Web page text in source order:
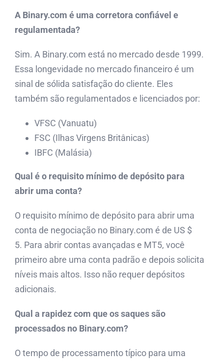
A Binary.com é uma corretora confiável e
regulamentada?
Sim. A Binary.com está no mercado desde 1999.
Essa longevidade no mercado financeiro é um
sinal de sólida satisfação do cliente. Eles
também são regulamentados e licenciados por:
VFSC (Vanuatu)
FSC (Ilhas Virgens Britânicas)
IBFC (Malásia)
Qual é o requisito mínimo de depósito para
abrir uma conta?
O requisito mínimo de depósito para abrir uma
conta de negociação no Binary.com é de US $
5. Para abrir contas avançadas e MT5, você
primeiro abre uma conta padrão e depois solicita
níveis mais altos. Isso não requer depósitos
adicionais.
Qual a rapidez com que os saques são
processados ​​no Binary.com?
O tempo de processamento típico para uma